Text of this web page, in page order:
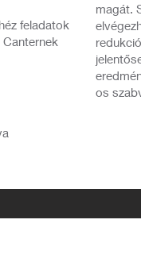
feladatok
magát.
os